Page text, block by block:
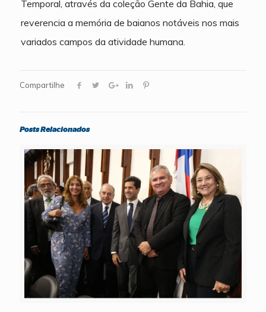
Temporal, através da coleção Gente da Bahia, que
reverencia a memória de baianos notáveis nos mais
variados campos da atividade humana.
Compartilhe
Posts Relacionados